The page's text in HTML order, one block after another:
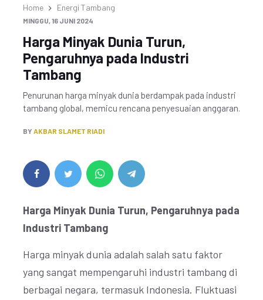
Home Energi Tambang
MINGGU, 16 JUNI 2024
Harga Minyak Dunia Turun,
Pengaruhnya pada Industri
Tambang
Penurunan harga minyak dunia berdampak pada industri
tambang global, memicu rencana penyesuaian anggaran.
BY AKBAR SLAMET RIADI
Harga Minyak Dunia Turun, Pengaruhnya pada
Industri Tambang
Harga minyak dunia adalah salah satu faktor
yang sangat mempengaruhi industri tambang di
berbagai negara, termasuk Indonesia. Fluktuasi